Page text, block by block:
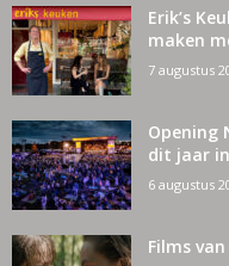
Erik’s
maken
7 augustus
Opening
dit jaar
6 augustus
Films